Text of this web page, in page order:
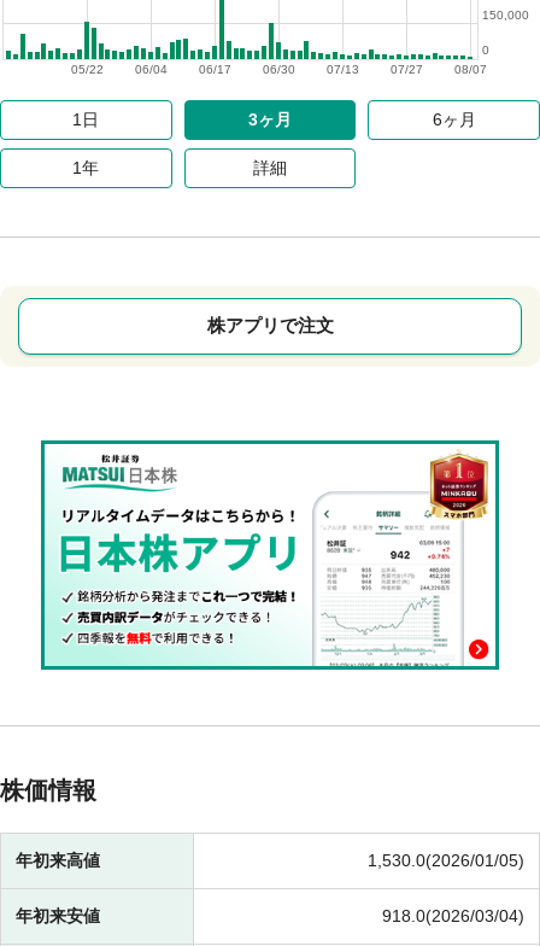
08/07
07/27
07/13
06/30
06/17
06/04
05/22
0
150,000
1日 3ヶ月 6ヶ月
1年 詳細
株アプリで注文
株価情報
年初来高値 1,530.0(2026/01/05)
年初来安値 918.0(2026/03/04)